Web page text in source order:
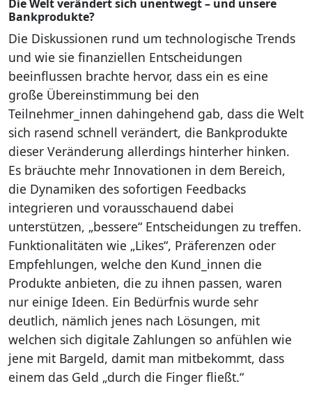
Die Welt verändert sich unentwegt – und unsere
Bankprodukte?
Die Diskussionen rund um technologische Trends
und wie sie finanziellen Entscheidungen
beeinflussen brachte hervor, dass ein es eine
große Übereinstimmung bei den
Teilnehmer_innen dahingehend gab, dass die Welt
sich rasend schnell verändert, die Bankprodukte
dieser Veränderung allerdings hinterher hinken.
Es bräuchte mehr Innovationen in dem Bereich,
die Dynamiken des sofortigen Feedbacks
integrieren und vorausschauend dabei
unterstützen, „bessere“ Entscheidungen zu treffen.
Funktionalitäten wie „Likes“, Präferenzen oder
Empfehlungen, welche den Kund_innen die
Produkte anbieten, die zu ihnen passen, waren
nur einige Ideen. Ein Bedürfnis wurde sehr
deutlich, nämlich jenes nach Lösungen, mit
welchen sich digitale Zahlungen so anfühlen wie
jene mit Bargeld, damit man mitbekommt, dass
einem das Geld „durch die Finger fließt.“